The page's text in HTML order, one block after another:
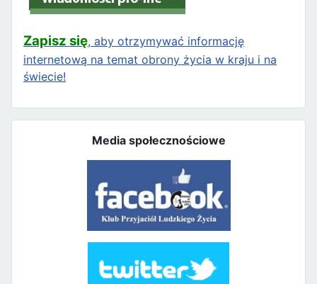
Zapisz się, aby otrzymywać informację
internetową na temat obrony życia w kraju i na
świecie!
Media społecznościowe